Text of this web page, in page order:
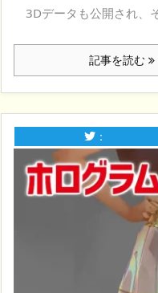
3Dデータも公開され、
記事を読む
：